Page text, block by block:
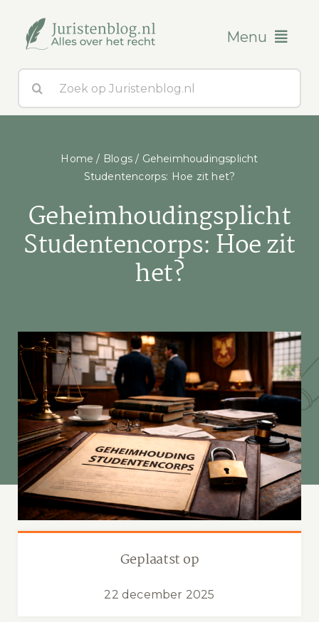
inhoud
Menu
Blogs
naar:
Home / Blogs/ Geheimhoudingsplicht
Studentencorps: Hoe zit het?
Geheimhoudingsplicht
Studentencorps: Hoe zit
het?
Geplaatst op
22 december 2025